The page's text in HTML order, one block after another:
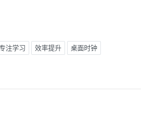
注学习 效率提升 桌面时钟